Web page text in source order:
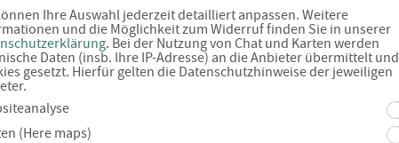
Ihre Auswahl jederzeit detailliert anpassen. Weitere
und die Möglichkeit zum Widerruf finden Sie in unserer
. Bei der Nutzung von Chat und Karten werden
Daten (insb. Ihre IP-Adresse) an die Anbieter übermittelt und
gesetzt. Hierfür gelten die Datenschutzhinweise der jeweiligen
(Here maps)
Gesundheitsnews
News rund um das Thema Gesundheit